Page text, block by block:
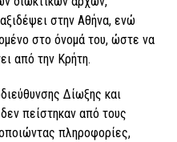
στην Αθήνα, ενώ
στο όνομά του, ώστε να
από την Κρήτη.
Δίωξης και
πείστηκαν από τους
πληροφορίες,